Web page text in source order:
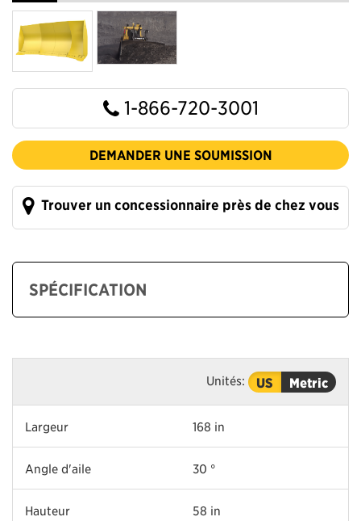
1-866-720-3001
DEMANDER UNE SOUMISSION
Trouver un concessionnaire près de chez vous
SPÉCIFICATION
Unités: US Metric
Largeur 168 in
Angle d'aile 30 °
Hauteur 58 in